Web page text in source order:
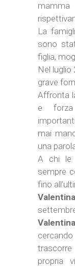
La
sono
figlia,
Nel luglio
grave
Affronta
e forza
mai
una
A chi le
sempre
fino
Valentina
Valentina
propria